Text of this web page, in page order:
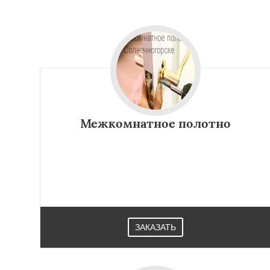
Межкомнатное полотно
ЗАКАЗАТЬ